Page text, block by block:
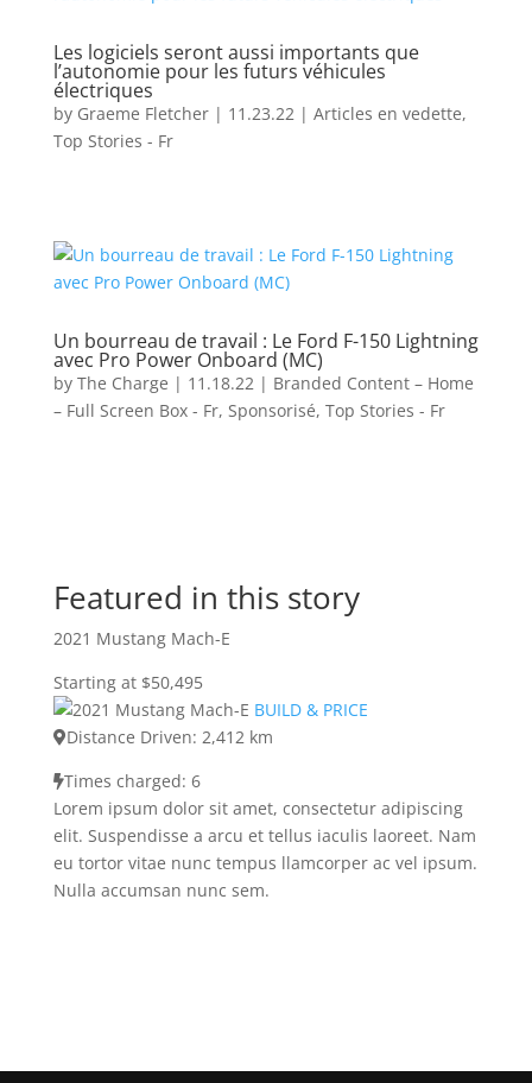
Les logiciels seront aussi importants que
l’autonomie pour les futurs véhicules
électriques
by Graeme Fletcher| 11.23.22| Articles en vedette,
Top Stories - Fr
Un bourreau de travail : Le Ford F-150 Lightning
avec Pro Power Onboard (MC)
by The Charge | 11.18.22| Branded Content – Home
– Full Screen Box - Fr, Sponsorisé, Top Stories - Fr
Featured in this story
2021 Mustang Mach-E
Starting at $50,495
BUILD & PRICE
Distance Driven: 2,412 km
Times charged: 6
Lorem ipsum dolor sit amet, consectetur adipiscing
elit. Suspendisse a arcu et tellus iaculis laoreet. Nam
eu tortor vitae nunc tempus llamcorper ac vel ipsum.
Nulla accumsan nunc sem.